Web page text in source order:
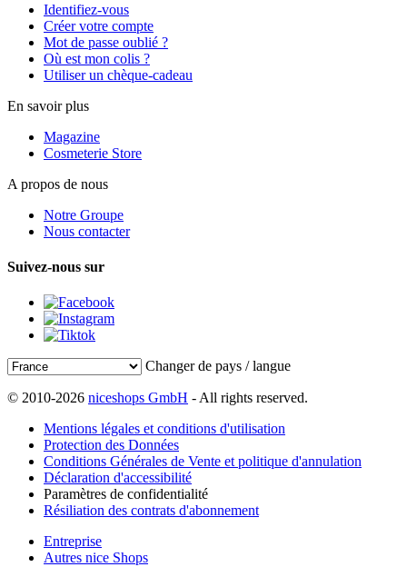
Identifiez-vous
Créer votre compte
Mot de passe oublié ?
Où est mon colis ?
Utiliser un chèque-cadeau
En savoir plus
Magazine
Cosmeterie Store
A propos de nous
Notre Groupe
Nous contacter
Suivez-nous sur
Changer de pays / langue
© 2010-2026 niceshops GmbH - All rights reserved.
Mentions légales et conditions d'utilisation
Protection des Données
Conditions Générales de Vente et politique d'annulation
Déclaration d'accessibilité
Paramètres de confidentialité
Résiliation des contrats d'abonnement
Entreprise
Autres nice Shops